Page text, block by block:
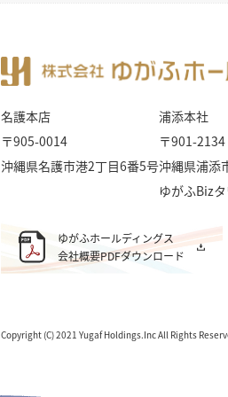
名護本店
〒905-0014
沖縄県名護市港2丁目6番5号
浦添本社
〒901-2134
沖縄県浦添
ゆがふBiz
ゆがふホールディングス
会社概要PDFダウンロード
Copyright (C) 2021 Yugaf Holdings.Inc All Rights